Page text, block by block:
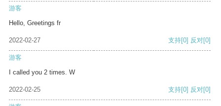
游客
Hello, Greetings fr
2022-02-27 支持[0] 反对[0]
游客
I called you 2 times. W
2022-02-25 支持[0] 反对[0]